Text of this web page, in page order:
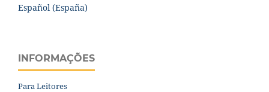
Español (España)
INFORMAÇÕES
Para Leitores